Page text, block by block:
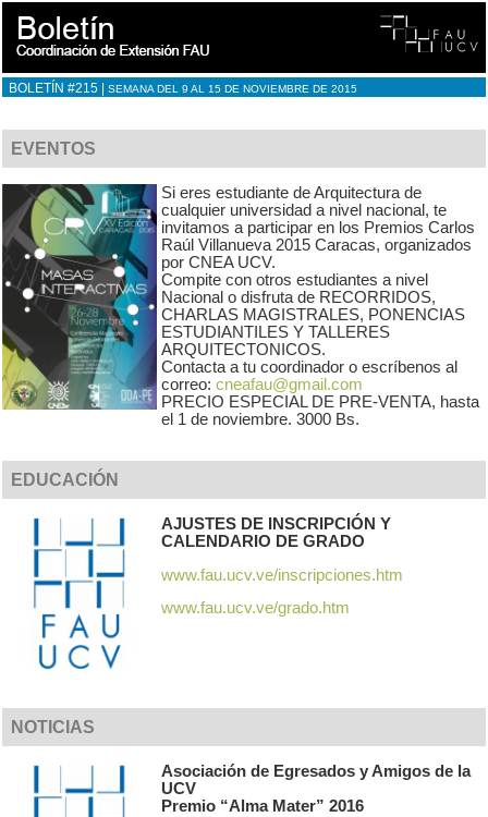
BOLETÍN #215 | SEMANA DEL 9 AL 15 DE NOVIEMBRE DE 2015
EVENTOS
Si eres estudiante de Arquitectura de
cualquier universidad a nivel nacional, te
invitamos a participar en los Premios Carlos
Raúl Villanueva 2015 Caracas, organizados
por CNEA UCV.
Compite con otros estudiantes a nivel
Nacional o disfruta de RECORRIDOS,
CHARLAS MAGISTRALES, PONENCIAS
ESTUDIANTILES Y TALLERES
ARQUITECTONICOS.
Contacta a tu coordinador o escríbenos al
correo:cneafau@gmail.com
PRECIO ESPECIAL DE PRE-VENTA, hasta
el 1 de noviembre. 3000 Bs.
EDUCACIÓN
AJUSTES DE INSCRIPCIÓN Y
CALENDARIO DE GRADO
www.fau.ucv.ve/inscripciones.htm
www.fau.ucv.ve/grado.htm
NOTICIAS
Asociación de Egresados y Amigos de la
UCV
Premio “Alma Mater” 2016